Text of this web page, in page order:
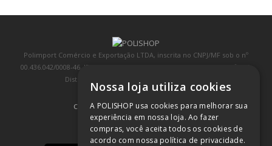
Polimport Comércio e Exportação LTDA, inscrita no CNPJ/MF sob o nº
00.436.042/0008-46, IE 407.458.707.103, com sede na Rua Kanebo, nº 175,
Distrito Industrial, Jundiaí/SP, CEP: 13213-090
COMPRA 100% SEGURA (SAIBA MAIS)
BAIXE NOSSO APP
Nossa loja utiliza cookies
A POLISHOP usa cookies para melhorar sua
experiência em nossa loja. Ao fazer
compras, você aceita todos os cookies de
acordo com nossa política de privacidade.